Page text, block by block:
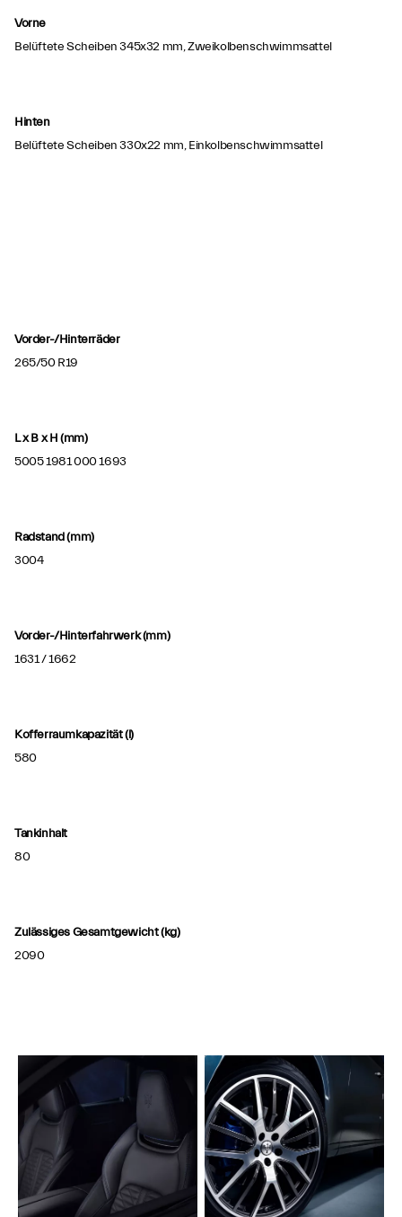
Vorne
Belüftete Scheiben 345x32 mm, Zweikolbenschwimmsattel
Hinten
Belüftete Scheiben 330x22 mm, Einkolbenschwimmsattel
Vorder-/Hinterräder
265/50 R19
L x B x H (mm)
5005 1981 000 1693
Radstand (mm)
3004
Vorder-/Hinterfahrwerk (mm)
1631 / 1662
Kofferraumkapazität (l)
580
Tankinhalt
80
Zulässiges Gesamtgewicht (kg)
2090